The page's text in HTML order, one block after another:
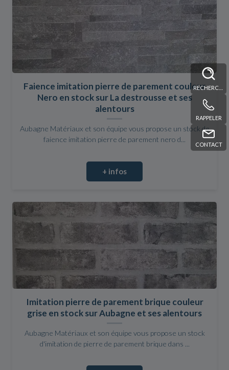
RAPPELER
CONTACT
Faience imitation pierre de parement couleur
Nero en stock sur La destrousse et ses
alentours
Aubagne Matériaux et son équipe vous propose un stock de
faience imitation pierre de parement nero d...
+ infos
Imitation pierre de parement brique couleur
grise en stock sur Aubagne et ses alentours
Aubagne Matériaux et son équipe vous propose un stock
d'imitation de pierre de parement brique dans ...